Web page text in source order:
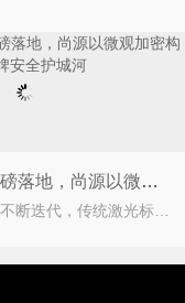
点阵专利防伪重磅落地，尚源以微观加密构筑品牌安全护城河
当下仿造技术不断迭代，传统激光标、普通二维码、荧光油墨等防伪方案漏洞凸显，高清扫描复刻、回